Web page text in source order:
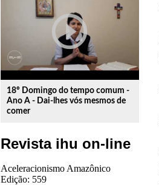
play_circle_outline
18º Domingo do tempo comum -
Ano A - Dai-lhes vós mesmos de
comer
Revista ihu on-line
Aceleracionismo Amazônico
Edição: 559